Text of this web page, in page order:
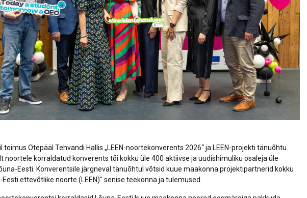
toimus Otepääl Tehvandi Hallis „LEEN-noortekonverents 2026“ ja LEEN-projekti tänuõhtu.
noortele korraldatud konverents tõi kokku üle 400 aktiivse ja uudishimuliku osaleja üle
Eesti. Konverentsile järgneval tänuõhtul võtsid kuue maakonna projektipartnerid kokku
Eesti ettevõtlike noorte (LEEN)" senise teekonna ja tulemused.